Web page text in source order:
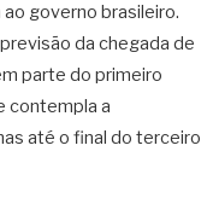
governo brasileiro.
da chegada de
parte do primeiro
contempla a
até o final do terceiro